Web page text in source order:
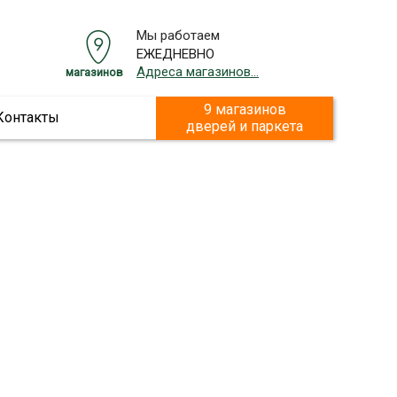
Мы работаем
ЕЖЕДНЕВНО
Адреса магазинов...
магазинов
9 магазинов
дверей и паркета